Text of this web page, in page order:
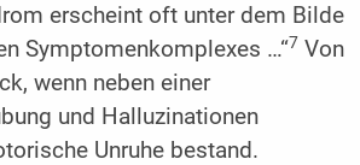
erscheint oft unter dem Bilde
Symptomenkomplexes …“7 Von
wenn neben einer
und Halluzinationen
Unruhe bestand.